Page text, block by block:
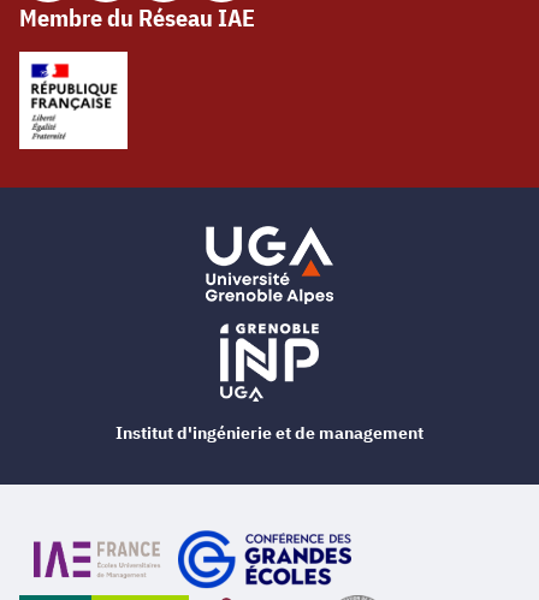
Membre du Réseau IAE
Institut d'ingénierie et de management